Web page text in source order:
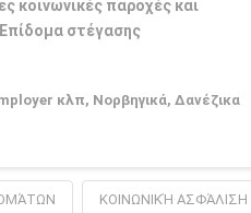
κοινωνικές παροχές και
στέγασης
κλπ, Νορβηγικά, Δανέζικα
ΚΟΙΝΩΝΙΚΉ ΑΣΦΆΛΙΣΗ